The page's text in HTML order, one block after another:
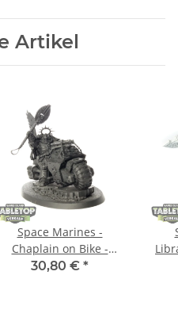
Artikel
Space Marines -
Chaplain on Bike -
grundiert
30,80 € *